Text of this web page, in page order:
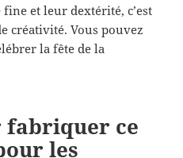
et leur dextérité, c’est
créativité. Vous pouvez
la fête de la
ce
les